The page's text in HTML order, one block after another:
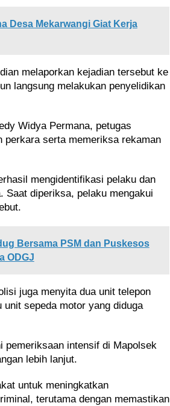
Desa Mekarwangi Giat Kerja
melaporkan kejadian tersebut ke
langsung melakukan penyelidikan
Widya Permana, petugas
perkara serta memeriksa rekaman
mengidentifikasi pelaku dan
Saat diperiksa, pelaku mengakui
Bersama PSM dan Puskesos
ODGJ
juga menyita dua unit telepon
sepeda motor yang diduga
pemeriksaan intensif di Mapolsek
lebih lanjut.
untuk meningkatkan
terutama dengan memastikan